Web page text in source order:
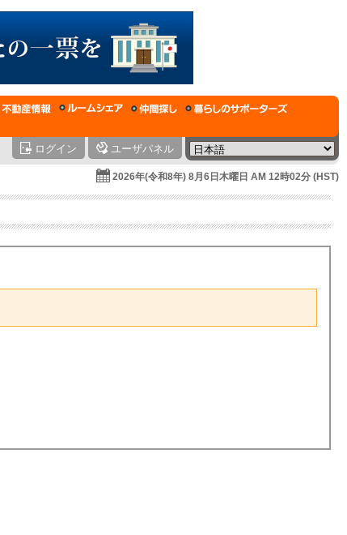
ログイン ユーザパネル
2026年(令和8年) 8月6日木曜日 AM 12時02分 (HST)